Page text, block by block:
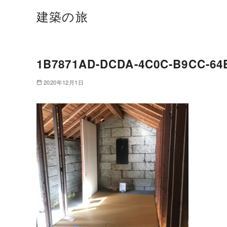
建築の旅
1B7871AD-DCDA-4C0C-B9CC-
2020年12月1日